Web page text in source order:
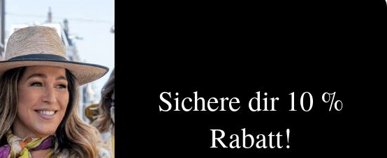
Kundendienst
Händler
Über Tessa Koops
Mein Konto
Kundenkonto anlegen
Meine Bestellungen
Sichere dir 10 %
Rabatt!